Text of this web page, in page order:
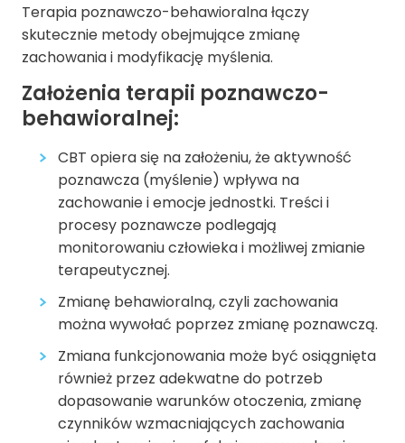
Terapia poznawczo-behawioralna łączy
skutecznie metody obejmujące zmianę
zachowania i modyfikację myślenia.
Założenia terapii poznawczo-
behawioralnej:
CBT opiera się na założeniu, że aktywność
poznawcza (myślenie) wpływa na
zachowanie i emocje jednostki. Treści i
procesy poznawcze podlegają
monitorowaniu człowieka i możliwej zmianie
terapeutycznej.
Zmianę behawioralną, czyli zachowania
można wywołać poprzez zmianę poznawczą.
Zmiana funkcjonowania może być osiągnięta
również przez adekwatne do potrzeb
dopasowanie warunków otoczenia, zmianę
czynników wzmacniających zachowania